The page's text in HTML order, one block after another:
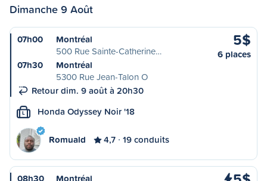
Dimanche 9 Août
07h00
Montréal
500 Rue Sainte-Catherine…
07h30
Montréal
5300 Rue Jean-Talon O
Retour dim. 9 août à 20h30
5$
6 places
L Honda Odyssey Noir '18
Romuald 4,7 19 conduits
08h30
Montréal